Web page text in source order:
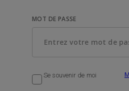
MOT DE PASSE
Se souvenir de moi